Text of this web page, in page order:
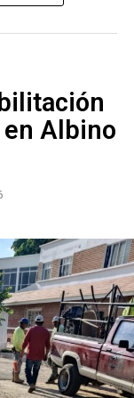
que las
autorizados,
público sean
y eficiente.
medidas
incorporación
hidráulica
Albino